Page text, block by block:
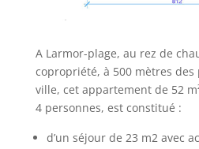
A Larmor-plage, au rez de
copropriété, à 500 mètres
ville, cet appartement de 52
4 personnes, est constitué :
d’un séjour de 23 m2 avec